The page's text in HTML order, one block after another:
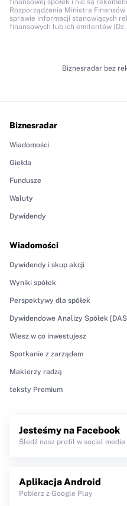
Rozporządzenia Ministra
sprawie informacji stanowiących
finansowych lub ich emitentów (Dz.
Biznesradar bez
Biznesradar
Wiadomości
Giełda
Fundusze
Waluty
Dywidendy
Wiadomości
Dywidendy i skup akcji
Wyniki spółek
Perspektywy dla spółek
Dywidendowe Analizy Spółek
Wiesz w co inwestujesz
Spotkanie z zarządem
Maklerzy radzą
teksty Premium
Jesteśmy na Facebook
Śledź nasz profil w social media
Aplikacja Android
Pobierz z Google Play